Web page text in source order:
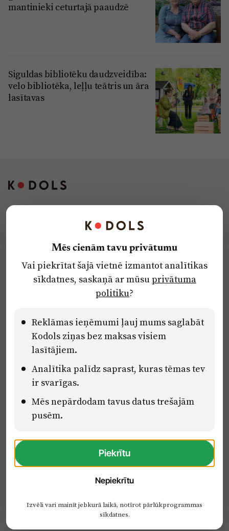
mantinieki ceturtajā paaudzē
Siguldas bibliotēku daudzveidība:
velo bibliotēka, leļļu teātris un āra
lasītavas
Privātuma politika
Ētikas kodekss
Pārredzamības paziņojumi
Eiropas Savienības Atveseļošanas un noturības mehānisma plāna
2.2. reformu un investīciju virziena “Uzņēmumu digitālā
transformācija un inovācijas” 2.2.1.5.i. investīcijas “Mediju nozares
uzņēmumu digitālās transformācijas veicināšana” pasākuma
“Mācības mediju nozares speciālistu digitālās kompetences un
zināšanu pilnveidošanai” projektā Latvijas Mediju nozares
kompetenču centrs (2.2.1.5.i.0/2/24/A/CFLA/001).
Mēs cienām tavu privātumu
Vai piekrītat šajā vietnē izmantot analītikas
sīkdatnes, saskaņā ar mūsuprivātuma
politiku?
Reklāmas ieņēmumi ļauj mums saglabāt
Kodols ziņas bez maksas visiem
lasītājiem.
Analītika palīdz saprast, kuras tēmas tev
ir svarīgas.
Mēs nepārdodam tavus datus trešajām
pusēm.
Piekrītu
Nepiekrītu
Izvēli vari mainīt jebkurā laikā, notīrot pārlūkprogrammas
sīkdatnes.